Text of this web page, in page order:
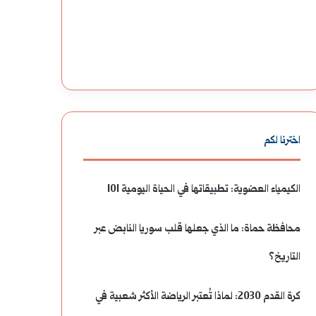
اخترنا لكم
الكيمياء العضوية: تطبيقاتها في الحياة اليومية 101
محافظة حماة: ما الذي جعلها قلب سوريا النابض عبر
التاريخ؟
كرة القدم 2030: لماذا تُعتبر الرياضة الأكثر شعبية في